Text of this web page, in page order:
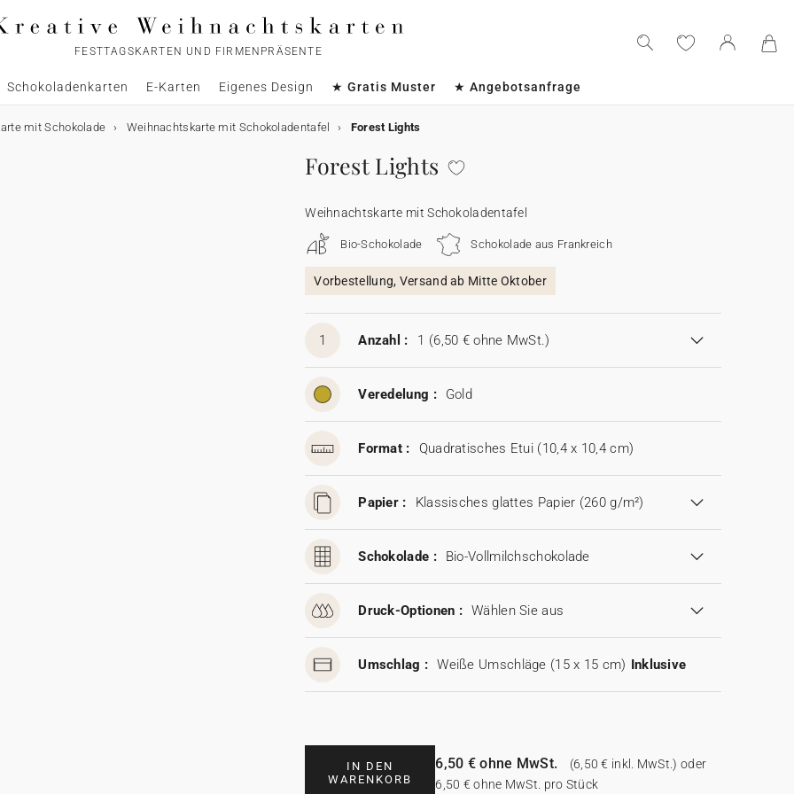
FESTTAGSKARTEN UND FIRMENPRÄSENTE
Schokoladenkarten E-Karten Eigenes Design ★ Gratis Muster ★ Angebotsanfrage
mit Schokolade Weihnachtskarte mit Schokoladentafel Forest Lights
Forest Lights
Weihnachtskarte mit Schokoladentafel
Bio-Schokolade Schokolade aus Frankreich
Vorbestellung, Versand ab Mitte Oktober
1 Anzahl : 1 (6,50 € ohne MwSt.)
Veredelung : Gold
Format : Quadratisches Etui (10,4 x 10,4 cm)
Papier : Klassisches glattes Papier (260 g/m²)
Schokolade : Bio-Vollmilchschokolade
Druck-Optionen : Wählen Sie aus
Umschlag : Weiße Umschläge (15 x 15 cm) Inklusive
IN DEN
WARENKORB
6,50 € ohne MwSt.
(6,50 € inkl. MwSt.) oder
6,50 € ohne MwSt. pro Stück